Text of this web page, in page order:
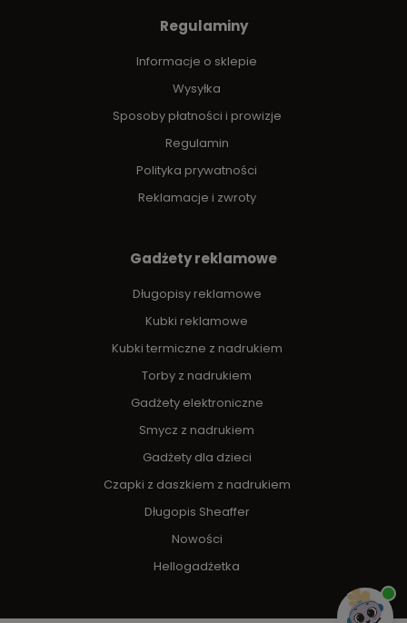
Regulaminy
Informacje o sklepie
Wysyłka
Sposoby płatności i prowizje
Regulamin
Polityka prywatności
Reklamacje i zwroty
Gadżety reklamowe
Długopisy reklamowe
Kubki reklamowe
Kubki termiczne z nadrukiem
Torby z nadrukiem
Gadżety elektroniczne
Smycz z nadrukiem
Gadżety dla dzieci
Czapki z daszkiem z nadrukiem
Długopis Sheaffer
Nowości
Hellogadżetka